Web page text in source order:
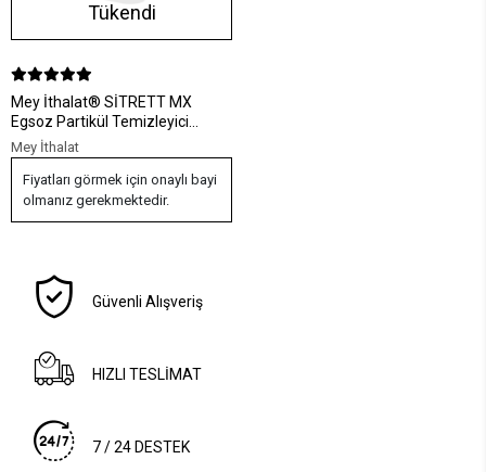
Tükendi
Mey İthalat® SİTRETT MX
Egsoz Partikül Temizleyici
Endüstriyel 5 Kg.
Mey İthalat
Fiyatları görmek için onaylı bayi
olmanız gerekmektedir.
Güvenli Alışveriş
HIZLI TESLİMAT
7 / 24 DESTEK